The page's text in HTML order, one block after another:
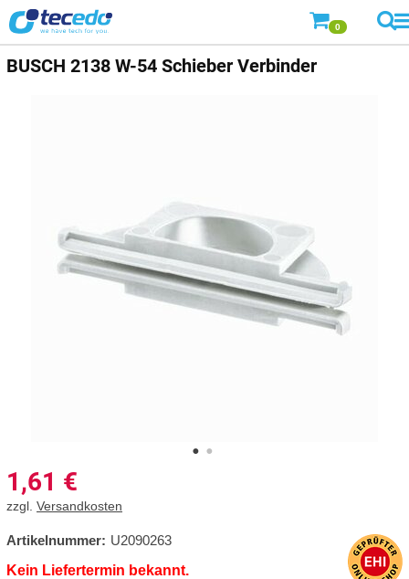
0
BUSCH 2138 W-54 Schieber Verbinder
1,61 €
zzgl. Versandkosten
Artikelnummer: U2090263
Kein Liefertermin bekannt.